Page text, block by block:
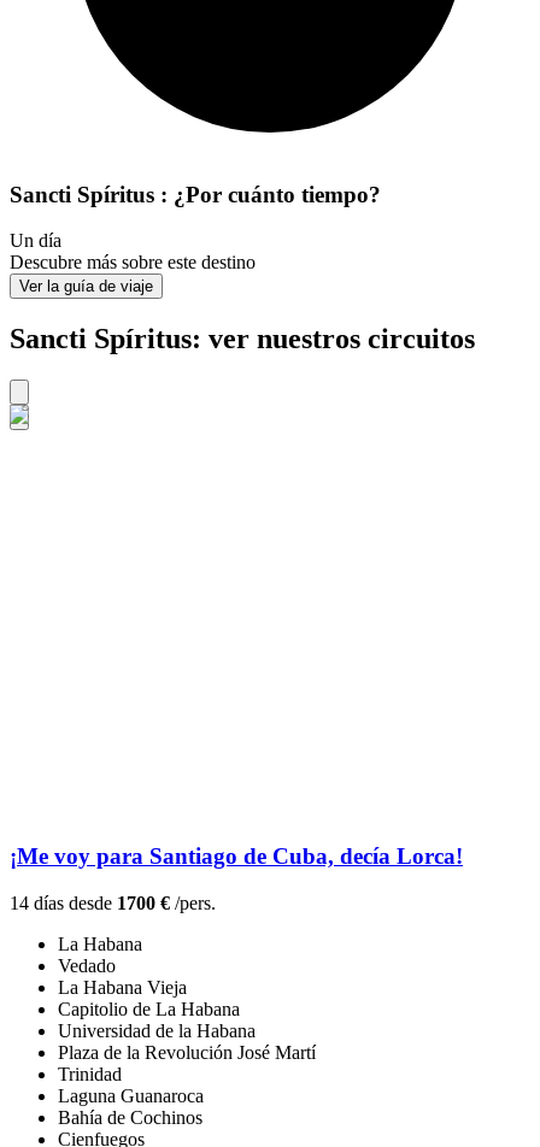
Sancti Spíritus : ¿Por cuánto tiempo?
Un día
Descubre más sobre este destino
Ver la guía de viaje
Sancti Spíritus: ver nuestros circuitos
¡Me voy para Santiago de Cuba, decía Lorca!
14 días desde 1700 € /pers.
La Habana
Vedado
La Habana Vieja
Capitolio de La Habana
Universidad de la Habana
Plaza de la Revolución José Martí
Trinidad
Laguna Guanaroca
Bahía de Cochinos
Cienfuegos